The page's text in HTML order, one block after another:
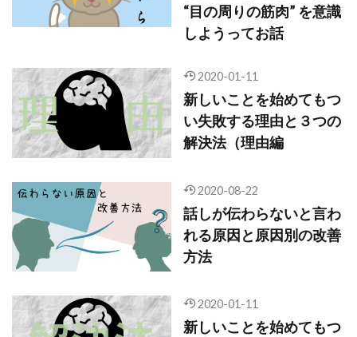
“目の周りの筋肉” を意識
しようってお話
2020-01-11
新しいことを始めてもつ
い失敗する理由と３つの
解決法（理由編
2020-08-22
話しが伝わらないと言わ
れる原因と原因別の改善
方法
2020-01-11
新しいことを始めてもつ